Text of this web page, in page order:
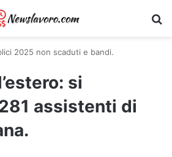
2025 non scaduti e bandi.
si
assistenti di